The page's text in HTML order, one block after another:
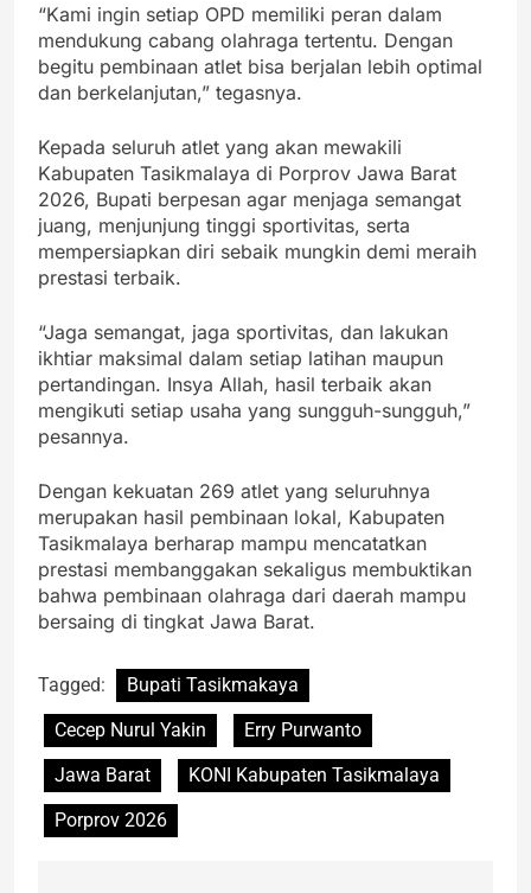
“Kami ingin setiap OPD memiliki peran dalam
mendukung cabang olahraga tertentu. Dengan
begitu pembinaan atlet bisa berjalan lebih optimal
dan berkelanjutan,” tegasnya.
Kepada seluruh atlet yang akan mewakili
Kabupaten Tasikmalaya di Porprov Jawa Barat
2026, Bupati berpesan agar menjaga semangat
juang, menjunjung tinggi sportivitas, serta
mempersiapkan diri sebaik mungkin demi meraih
prestasi terbaik.
“Jaga semangat, jaga sportivitas, dan lakukan
ikhtiar maksimal dalam setiap latihan maupun
pertandingan. Insya Allah, hasil terbaik akan
mengikuti setiap usaha yang sungguh-sungguh,”
pesannya.
Dengan kekuatan 269 atlet yang seluruhnya
merupakan hasil pembinaan lokal, Kabupaten
Tasikmalaya berharap mampu mencatatkan
prestasi membanggakan sekaligus membuktikan
bahwa pembinaan olahraga dari daerah mampu
bersaing di tingkat Jawa Barat.
Tagged:
Bupati Tasikmakaya
Cecep Nurul Yakin
Erry Purwanto
Jawa Barat
KONI Kabupaten Tasikmalaya
Porprov 2026